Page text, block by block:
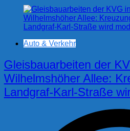
Auto & Verkehr
Gleisbauarbeiten der
Wilhelmshöher Allee:
Landgraf-Karl-Straße